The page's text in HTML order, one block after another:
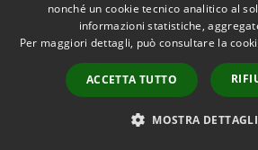
Ambiente
Salute, benessere e assistenza
Autorizzazioni
Agricoltura e pesca
nonché un cookie tecnico analitico al
informazioni statistiche,
Per maggiori dettagli, può consultare la
ACCETTA TUTTO
MOSTRA DETTAGLI